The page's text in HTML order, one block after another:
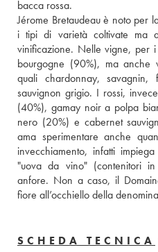
bacca rossa.
Jérome Bretaudeau è noto per
i tipi di varietà coltivate ma
vinificazione. Nelle vigne, per
bourgogne (90%), ma anche
quali chardonnay,
sauvignon grigio. I rossi,
(40%), gamay noir a polpa
nero (20%) e cabernet
ama sperimentare anche
invecchiamento, infatti
"uova da vino" (contenitori
anfore. Non a caso, il
fiore all’occhiello della
SCHEDA TECNICA